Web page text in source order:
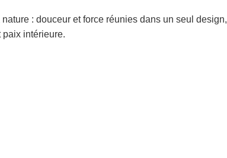
: douceur et force réunies dans un seul design,
paix intérieure.